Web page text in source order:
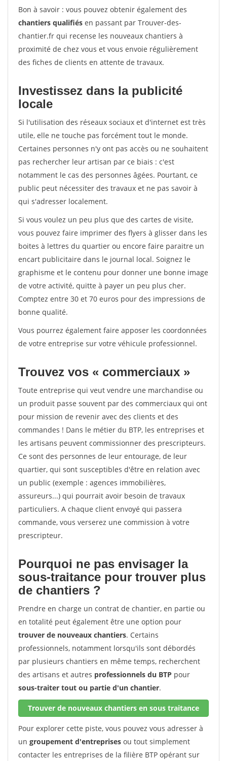
Bon à savoir : vous pouvez obtenir également des
chantiers qualifiés en passant par Trouver-des-
chantier.fr qui recense les nouveaux chantiers à
proximité de chez vous et vous envoie régulièrement
des fiches de clients en attente de travaux.
Investissez dans la publicité
locale
Si l'utilisation des réseaux sociaux et d'internet est très
utile, elle ne touche pas forcément tout le monde.
Certaines personnes n'y ont pas accès ou ne souhaitent
pas rechercher leur artisan par ce biais : c'est
notamment le cas des personnes âgées. Pourtant, ce
public peut nécessiter des travaux et ne pas savoir à
qui s'adresser localement.
Si vous voulez un peu plus que des cartes de visite,
vous pouvez faire imprimer des flyers à glisser dans les
boites à lettres du quartier ou encore faire paraitre un
encart publicitaire dans le journal local. Soignez le
graphisme et le contenu pour donner une bonne image
de votre activité, quitte à payer un peu plus cher.
Comptez entre 30 et 70 euros pour des impressions de
bonne qualité.
Vous pourrez également faire apposer les coordonnées
de votre entreprise sur votre véhicule professionnel.
Trouvez vos « commerciaux »
Toute entreprise qui veut vendre une marchandise ou
un produit passe souvent par des commerciaux qui ont
pour mission de revenir avec des clients et des
commandes ! Dans le métier du BTP, les entreprises et
les artisans peuvent commissionner des prescripteurs.
Ce sont des personnes de leur entourage, de leur
quartier, qui sont susceptibles d'être en relation avec
un public (exemple : agences immobilières,
assureurs...) qui pourrait avoir besoin de travaux
particuliers. A chaque client envoyé qui passera
commande, vous verserez une commission à votre
prescripteur.
Pourquoi ne pas envisager la
sous-traitance pour trouver plus
de chantiers ?
Prendre en charge un contrat de chantier, en partie ou
en totalité peut également être une option pour
trouver de nouveaux chantiers. Certains
professionnels, notamment lorsqu'ils sont débordés
par plusieurs chantiers en même temps, recherchent
des artisans et autres professionnels du BTP pour
sous-traiter tout ou partie d'un chantier.
Trouver de nouveaux chantiers en sous traitance
Pour explorer cette piste, vous pouvez vous adresser à
un groupement d'entreprises ou tout simplement
contacter les entreprises de la filière BTP opérant sur